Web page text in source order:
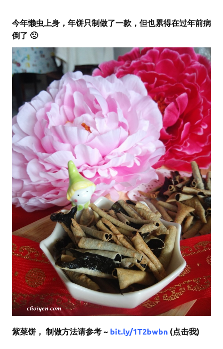
今年懒虫上身，年饼只制做了一款，但也累得在过年前病
倒了 🙁
紫菜饼， 制做方法请参考 ~ bit.ly/1T2bwbn (点击我)